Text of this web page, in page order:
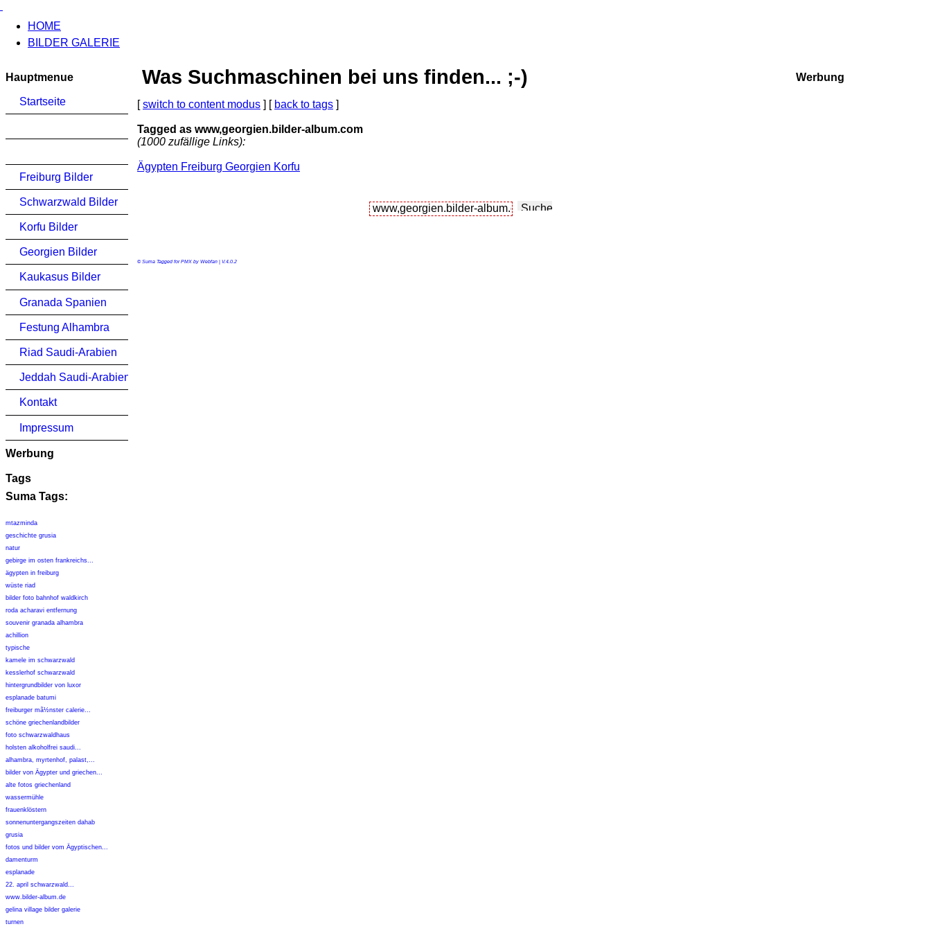
HOME
BILDER GALERIE
Hauptmenue
Startseite
Freiburg Bilder
Schwarzwald Bilder
Korfu Bilder
Georgien Bilder
Kaukasus Bilder
Granada Spanien
Festung Alhambra
Riad Saudi-Arabien
Jeddah Saudi-Arabien
Kontakt
Impressum
Werbung
Tags
Suma Tags:
mtazminda
geschichte grusia
natur
gebirge im osten frankreichs...
ägypten in freiburg
wüste riad
bilder foto bahnhof waldkirch
roda acharavi entfernung
souvenir granada alhambra
achillion
typische
kamele im schwarzwald
kesslerhof schwarzwald
hintergrundbilder von luxor
esplanade batumi
freiburger mã½nster calerie...
schöne griechenlandbilder
foto schwarzwaldhaus
holsten alkoholfrei saudi...
alhambra, myrtenhof, palast,...
bilder von Ägypter und griechen...
alte fotos griechenland
wassermühle
frauenklöstern
sonnenuntergangszeiten dahab
grusia
fotos und bilder vom Ägyptischen...
damenturm
esplanade
22. april schwarzwald...
www.bilder-album.de
gelina village bilder galerie
turnen
Was Suchmaschinen bei uns finden... ;-)
[switch to content modus ] [ back to tags ]
Tagged as www,georgien.bilder-album.com
(1000 zufällige Links):
Ägypten Freiburg Georgien Korfu
© Suma Tagged for PMX by Webfan | V.4.0.2
Werbung